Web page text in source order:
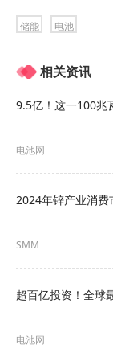
储能 电池
相关资讯
9.5亿！这一100兆
电池网
2024年锌产业消费
SMM
超百亿投资！全球
电池网